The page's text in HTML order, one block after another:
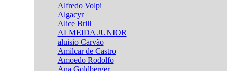
Alfredo Volpi
Algacyr
Alice Brill
ALMEIDA JUNIOR
aluisio Carvão
Amilcar de Castro
Amoedo Rodolfo
Ana Goldberger